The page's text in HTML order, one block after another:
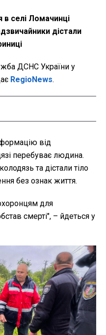
в селі Ломачинці
дістали
ДСНС України у
RegioNews.
від
перебуває людина.
та дістали тіло
без ознак життя.
для
смерті", – йдеться у